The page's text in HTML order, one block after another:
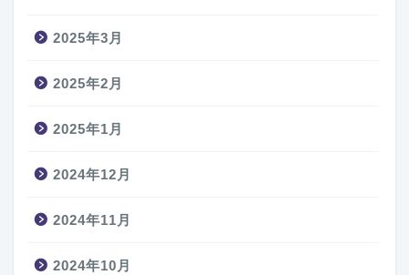
2025年3月
2025年2月
2025年1月
2024年12月
2024年11月
2024年10月